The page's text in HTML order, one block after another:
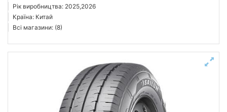
Рік виробництва: 2025,2026
Країна: Китай
Всі магазини: (8)